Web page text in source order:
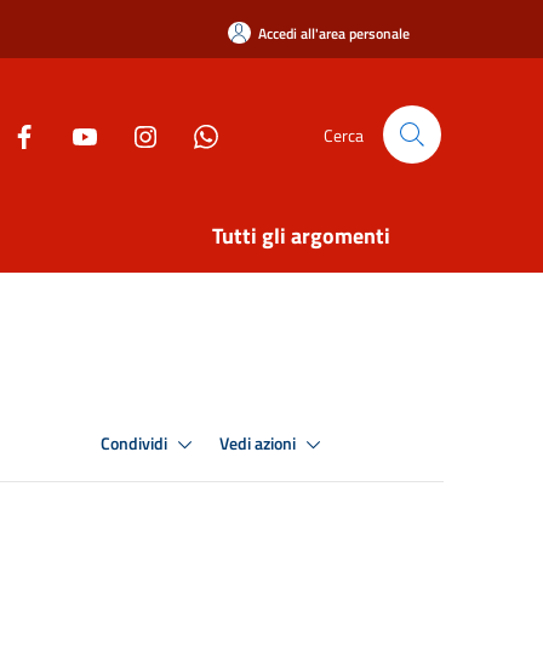
Accedi all'area personale
Cerca
Tutti gli argomenti
Condividi Vedi azioni